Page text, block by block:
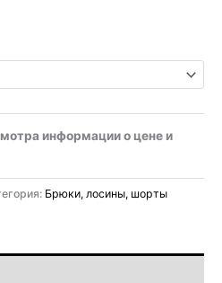
информации о цене и
Брюки, лосины, шорты